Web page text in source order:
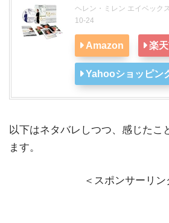
ヘレン・ミレン エイベック
10-24
Amazon 楽
Yahooショッピン
以下はネタバレしつつ、感じたこ
ます。
＜スポンサーリン